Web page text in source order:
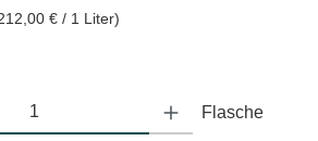
€ / 1 Liter)
den gewünschten Wert ein oder benutze
Flasche